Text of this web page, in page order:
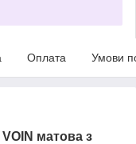
Оплата Умови
VOIN матова з